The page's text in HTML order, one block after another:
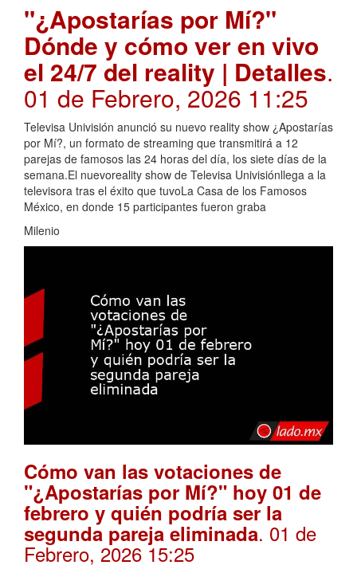
"¿Apostarías por Mí?"
Dónde y cómo ver en vivo
el 24/7 del reality | Detalles.
01 de Febrero, 2026 11:25
Televisa Univisión anunció su nuevo reality show ¿Apostarías
por Mí?, un formato de streaming que transmitirá a 12
parejas de famosos las 24 horas del día, los siete días de la
semana.El nuevoreality show de Televisa Univisiónllega a la
televisora tras el éxito que tuvoLa Casa de los Famosos
México, en donde 15 participantes fueron graba
Milenio
Cómo van las votaciones de
"¿Apostarías por Mí?" hoy 01 de
febrero y quién podría ser la
segunda pareja eliminada. 01 de
Febrero, 2026 15:25